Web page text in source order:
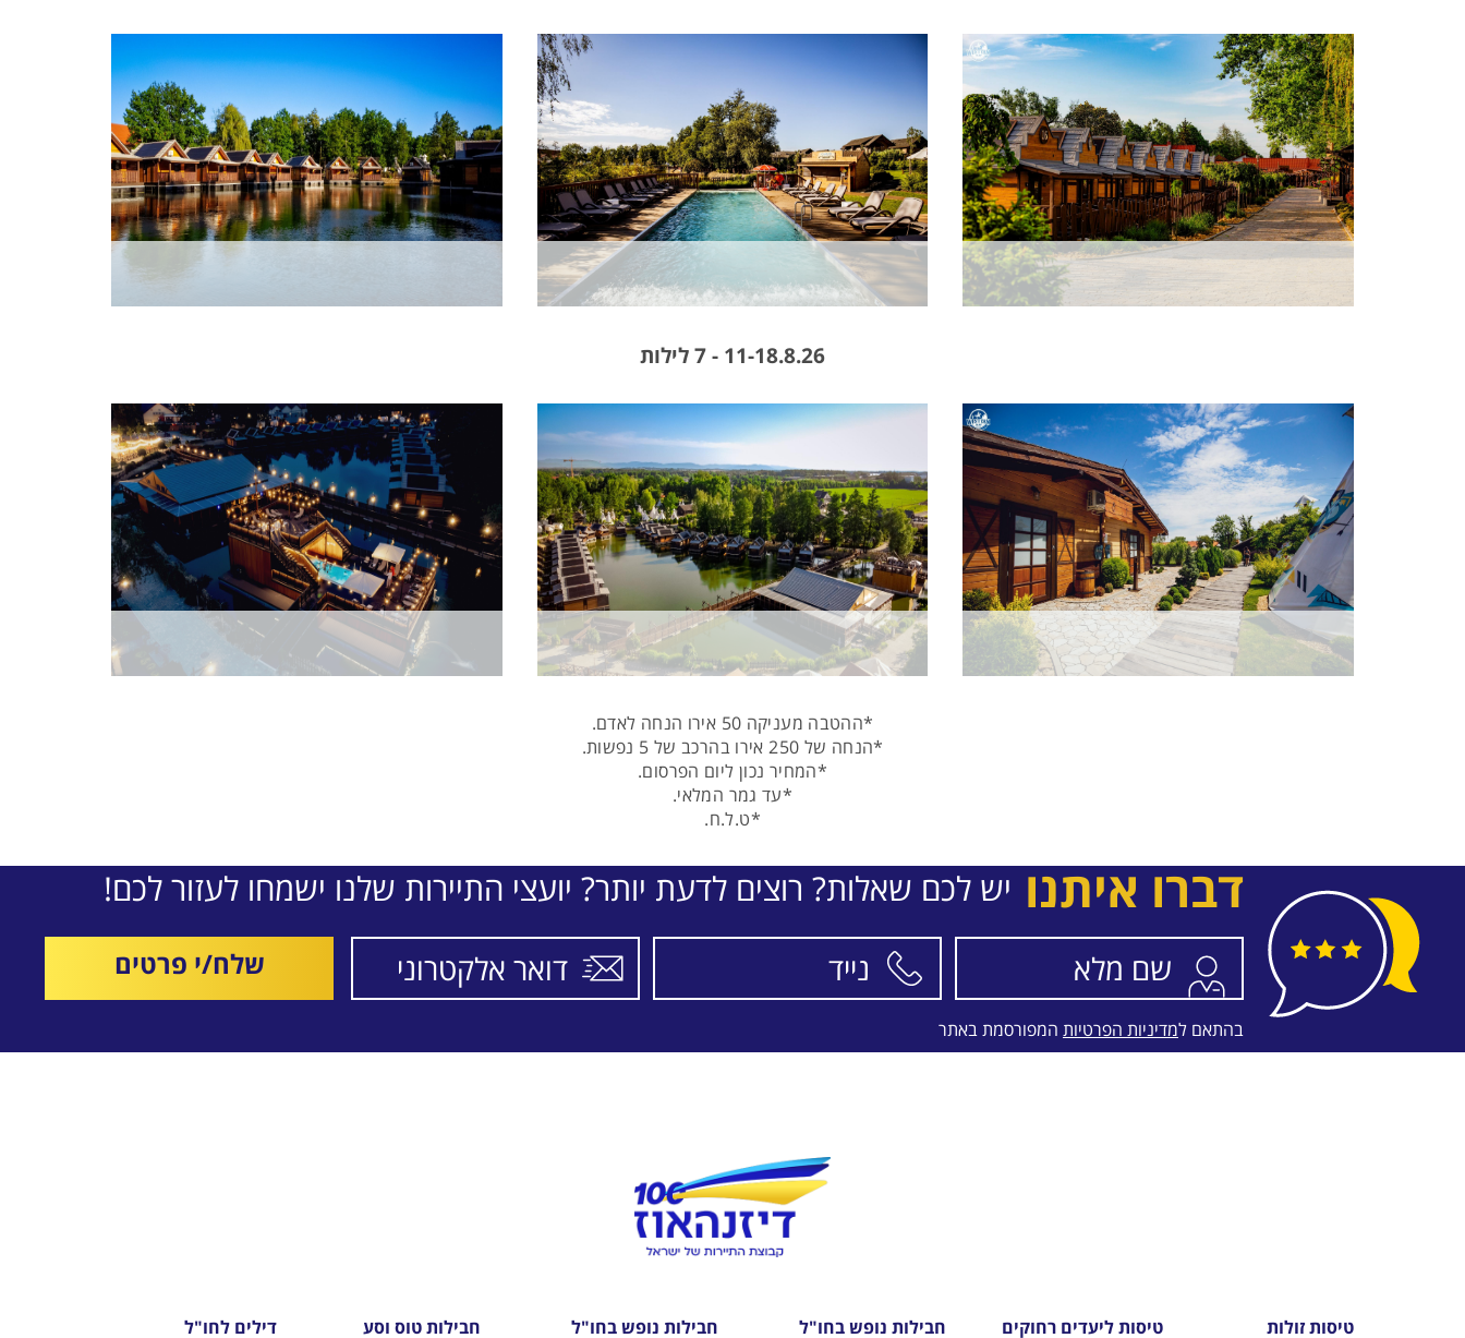
11-18.8.26 - 7 לילות
*ההטבה מעניקה 50 אירו הנחה לאדם.
*הנחה של 250 אירו בהרכב של 5 נפשות.
*המחיר נכון ליום הפרסום.
*עד גמר המלאי.
*ט.ל.ח.
דברו איתנו יש לכם שאלות? רוצים לדעת יותר? יועצי התיירות שלנו ישמחו לעזור לכם!
שלח/י פרטים
בהתאם למדיניות הפרטיות המפורסמת באתר
טיסות זולות טיסות ליעדים רחוקים חבילות נופש בחו"ל חבילות נופש בחו"ל חבילות טוס וסע דילים לחו"ל